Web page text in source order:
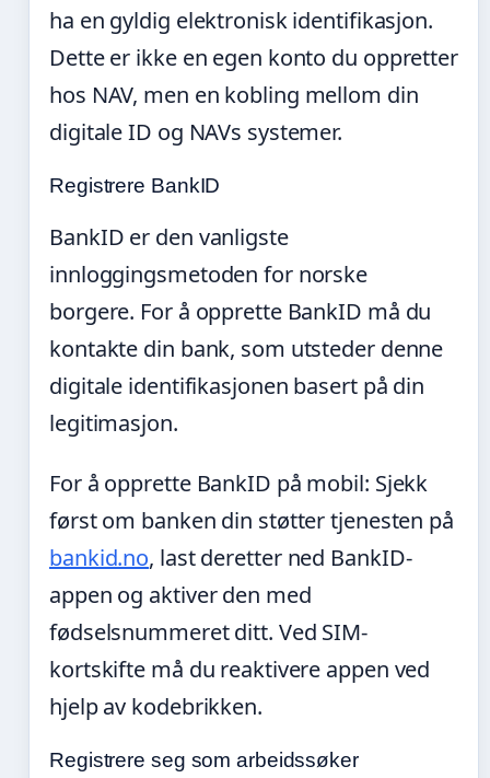
ha en gyldig elektronisk identifikasjon.
Dette er ikke en egen konto du oppretter
hos NAV, men en kobling mellom din
digitale ID og NAVs systemer.
Registrere BankID
BankID er den vanligste
innloggingsmetoden for norske
borgere. For å opprette BankID må du
kontakte din bank, som utsteder denne
digitale identifikasjonen basert på din
legitimasjon.
For å opprette BankID på mobil: Sjekk
først om banken din støtter tjenesten på
bankid.no, last deretter ned BankID-
appen og aktiver den med
fødselsnummeret ditt. Ved SIM-
kortskifte må du reaktivere appen ved
hjelp av kodebrikken.
Registrere seg som arbeidssøker